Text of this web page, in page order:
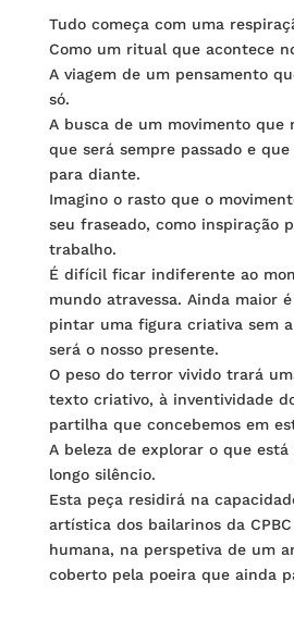
Tudo começa com uma
Como um ritual que acontece
A viagem de um pensamento
só.
A busca de um movimento que
que será sempre passado e
para diante.
Imagino o rasto que o
seu fraseado, como inspiração
trabalho.
É difícil ficar indiferente ao
mundo atravessa. Ainda maior
pintar uma figura criativa sem
será o nosso presente.
O peso do terror vivido trará
texto criativo, à inventividade
partilha que concebemos em
A beleza de explorar o que
longo silêncio.
Esta peça residirá na
artística dos bailarinos da
humana, na perspetiva de um
coberto pela poeira que ainda